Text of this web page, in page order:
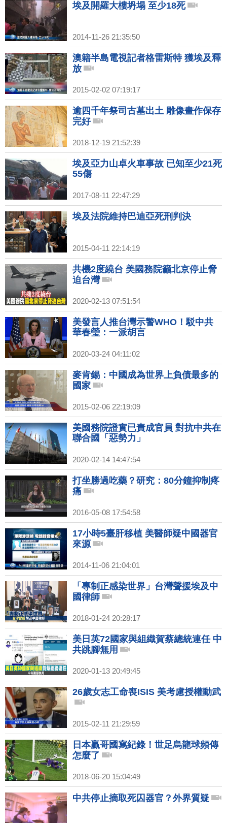
埃及開羅大樓坍塌 至少18死
2014-11-26 21:35:50
澳籍半島電視記者格雷斯特 獲埃及釋
放
2015-02-02 07:19:17
逾四千年祭司古墓出土 雕像畫作保存
完好
2018-12-19 21:52:39
埃及亞力山卓火車事故 已知至少21死
55傷
2017-08-11 22:47:29
埃及法院維持巴迪亞死刑判決
2015-04-11 22:14:19
共機2度繞台 美國務院籲北京停止脅
迫台灣
2020-02-13 07:51:54
美發言人推台灣示警WHO！駁中共
華春瑩：一派胡言
2020-03-24 04:11:02
麥肯錫：中國成為世界上負債最多的
國家
2015-02-06 22:19:09
美國務院證實已責成官員 對抗中共在
聯合國「惡勢力」
2020-02-14 14:47:54
打坐勝過吃藥？研究：80分鐘抑制疼
痛
2016-05-08 17:54:58
17小時5臺肝移植 美醫師疑中國器官
來源
2014-11-06 21:04:01
「專制正感染世界」台灣聲援埃及中
國律師
2018-01-24 20:28:17
美日英72國家與組織賀蔡總統連任 中
共跳腳無用
2020-01-13 20:49:45
26歲女志工命喪ISIS 美考慮授權動武
2015-02-11 21:29:59
日本贏哥國寫紀錄！世足烏龍球頻傳
怎麼了
2018-06-20 15:04:49
中共停止摘取死囚器官？外界質疑